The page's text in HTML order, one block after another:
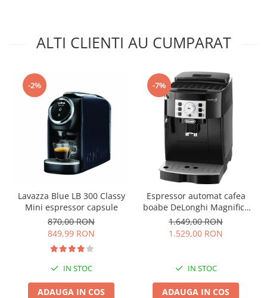
ALTI CLIENTI AU CUMPARAT
-2%
Lavazza Blue LB 300 Classy
Mini espressor capsule
870,00 RON
849,99 RON
IN STOC
ADAUGA IN COS
-7%
Espressor automat cafea
boabe DeLonghi Magnifica
S ECAM22.115.B
1.649,00 RON
1.529,00 RON
IN STOC
ADAUGA IN COS